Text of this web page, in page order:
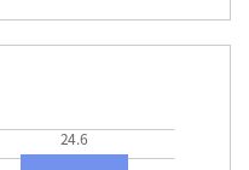
24.6